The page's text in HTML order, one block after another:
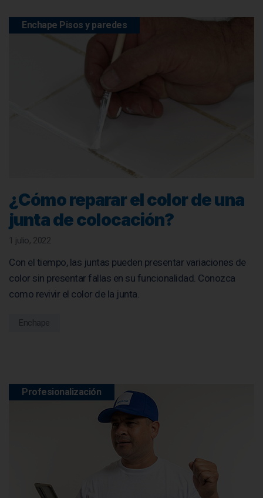
Enchape Pisos y paredes
¿Cómo reparar el color de una
junta de colocación?
1 julio, 2022
Con el tiempo, las juntas pueden presentar variaciones de
color sin presentar fallas en su funcionalidad. Conozca
como revivir el color de la junta.
Enchape
Profesionalización